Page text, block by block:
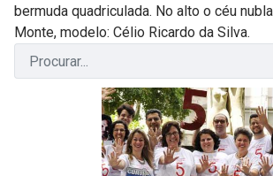
bermuda quadriculada. No alto o céu
Monte, modelo: Célio Ricardo da Silva.